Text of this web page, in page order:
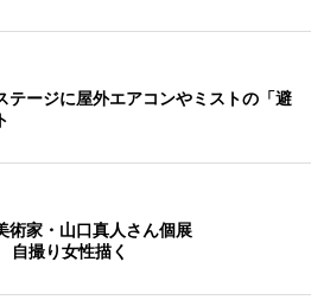
テージに屋外エアコンやミストの「避
術家・山口真人さん個展
自撮り女性描く